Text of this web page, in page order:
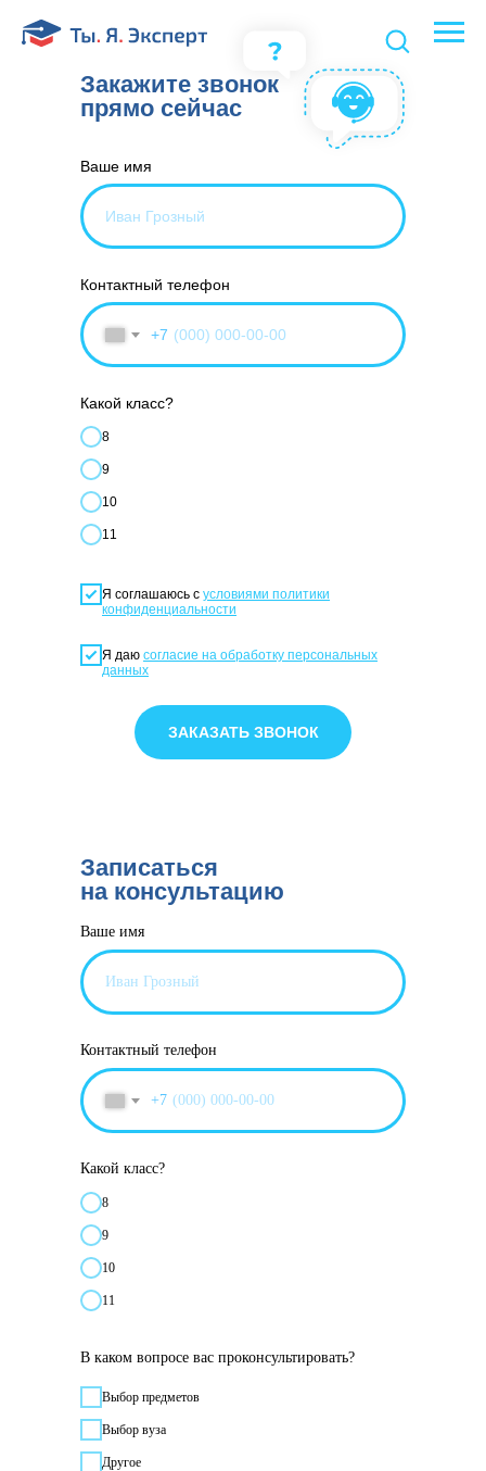
Ваше имя
Контактный телефон
+7
Какой класс?
8
9
10
11
Я соглашаюсь с условиями политики
конфиденциальности
Я даю согласие на обработку персональных
данных
ЗАКАЗАТЬ ЗВОНОК
Закажите звонок
прямо сейчас
Ваше имя
Контактный телефон
+7
Какой класс?
8
9
10
11
В каком вопросе вас проконсультировать?
Выбор предметов
Выбор вуза
Другое
Записаться
на консультацию